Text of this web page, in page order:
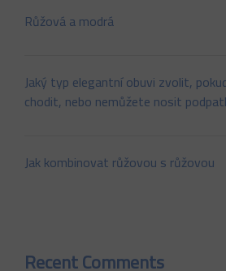
Růžová a modrá
Jaký typ elegantní obuvi zvolit,
chodit, nebo nemůžete nosit
Jak kombinovat růžovou s růžovou
Recent Comments